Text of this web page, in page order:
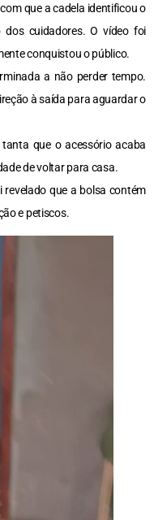
que a cadela identificou o
dos cuidadores. O vídeo foi
conquistou o público.
a não perder tempo.
à saída para aguardar o
que o acessório acaba
de voltar para casa.
revelado que a bolsa contém
e petiscos.